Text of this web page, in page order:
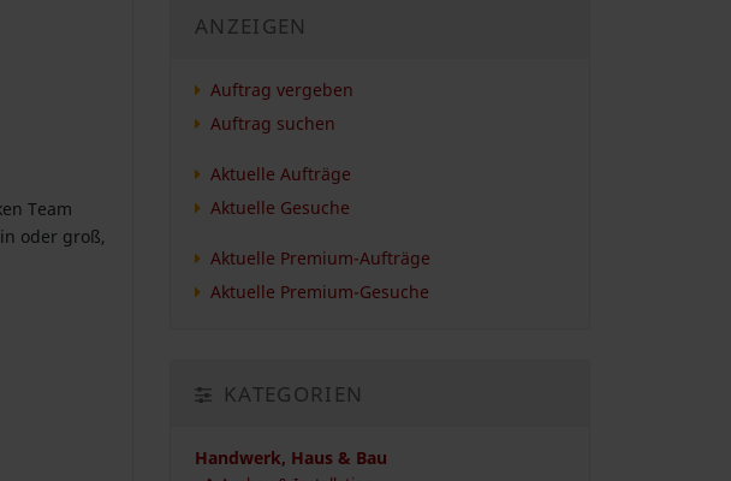
Team
oder groß,
ANZEIGEN
Auftrag vergeben
Auftrag suchen
Aktuelle Aufträge
Aktuelle Gesuche
Aktuelle Premium-Aufträge
Aktuelle Premium-Gesuche
KATEGORIEN
Handwerk, Haus & Bau